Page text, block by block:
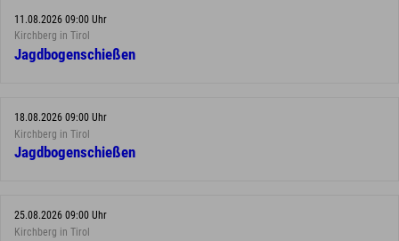
11.08.2026 09:00 Uhr
Kirchberg in Tirol
Jagdbogenschießen
18.08.2026 09:00 Uhr
Kirchberg in Tirol
Jagdbogenschießen
25.08.2026 09:00 Uhr
Kirchberg in Tirol